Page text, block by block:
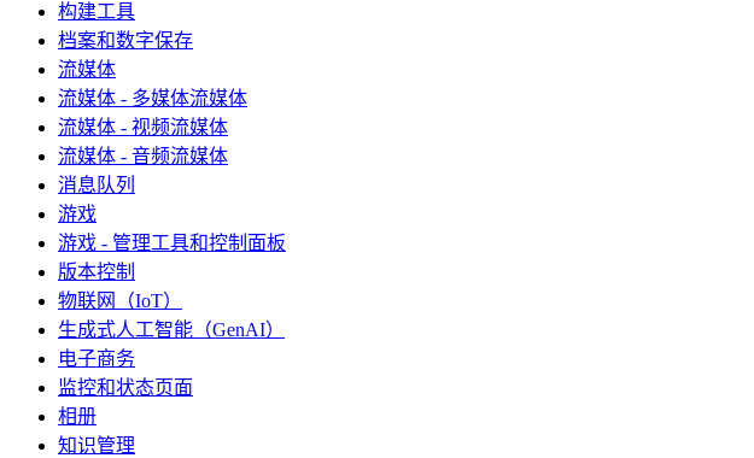
构建工具
档案和数字保存
流媒体
流媒体 - 多媒体流媒体
流媒体 - 视频流媒体
流媒体 - 音频流媒体
消息队列
游戏
游戏 - 管理工具和控制面板
版本控制
物联网（IoT）
生成式人工智能（GenAI）
电子商务
监控和状态页面
相册
知识管理